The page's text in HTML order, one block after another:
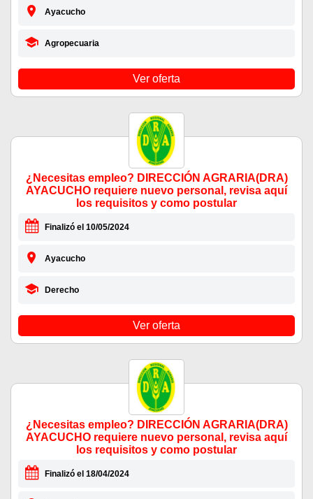
Ayacucho
Agropecuaria
Ver oferta
¿Necesitas empleo? DIRECCIÓN AGRARIA(DRA)
AYACUCHO requiere nuevo personal, revisa aquí
los requisitos y como postular
Finalizó el 10/05/2024
Ayacucho
Derecho
Ver oferta
¿Necesitas empleo? DIRECCIÓN AGRARIA(DRA)
AYACUCHO requiere nuevo personal, revisa aquí
los requisitos y como postular
Finalizó el 18/04/2024